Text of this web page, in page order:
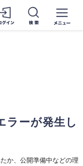
ラーが発生し
か、公開準備中などの理